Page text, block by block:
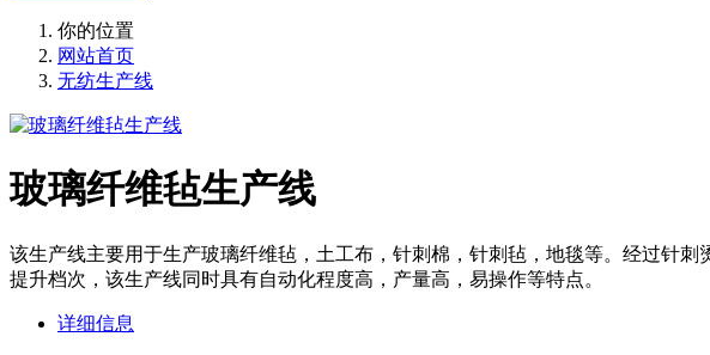
你的位置
网站首页
无纺生产线
玻璃纤维毡生产线
该生产线主要用于生产玻璃纤维毡，土工布，针刺棉，针刺毡，地毯等。经过针
提升档次，该生产线同时具有自动化程度高，产量高，易操作等特点。
详细信息